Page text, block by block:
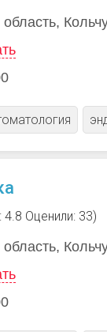
4.8 Оценили: 33)